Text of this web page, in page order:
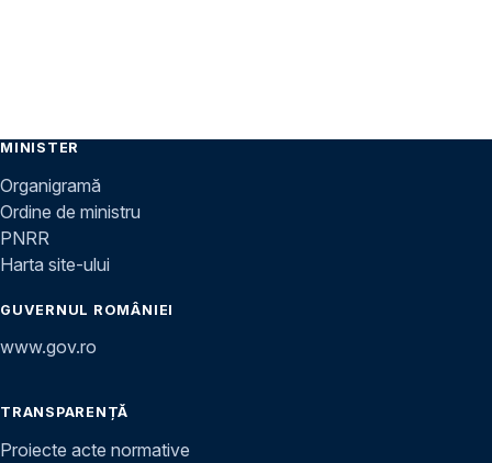
MINISTER
Organigramă
Ordine de ministru
PNRR
Harta site-ului
GUVERNUL ROMÂNIEI
www.gov.ro
TRANSPARENȚĂ
Proiecte acte normative